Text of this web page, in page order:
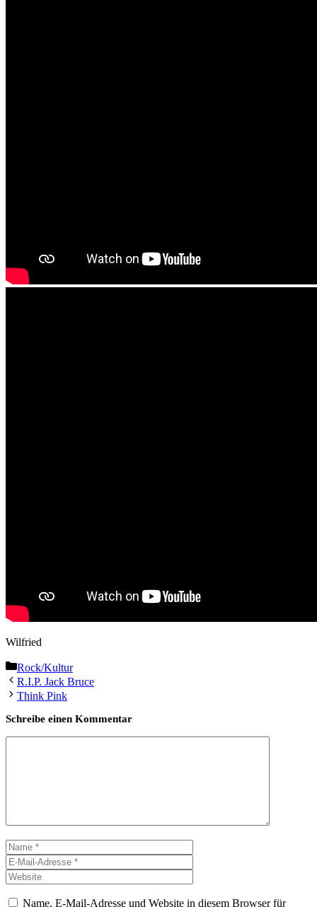
Wilfried
Kategorien
Rock/Kultur
R.I.P. Jack Bruce
Think Pink
Schreibe einen Kommentar
Name
Mail-
Adresse
Name, E-Mail-Adresse und Website in diesem Browser für